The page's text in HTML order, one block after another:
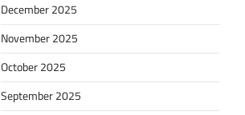
December 2025
November 2025
October 2025
September 2025